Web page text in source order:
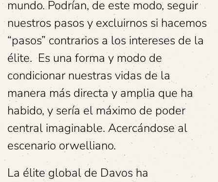
mundo. Podrían, de este modo, seguir
nuestros pasos y excluirnos si hacemos
“pasos” contrarios a los intereses de la
élite. Es una forma y modo de
condicionar nuestras vidas de la
manera más directa y amplia que ha
habido, y sería el máximo de poder
central imaginable. Acercándose al
escenario orwelliano.
La élite global de Davos ha